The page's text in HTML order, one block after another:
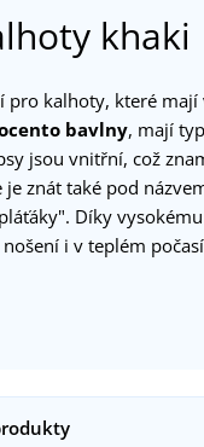
khaki
pro kalhoty, které mají
bavlny, mají
jsou vnitřní, což
je znát také pod
Díky
i v teplém